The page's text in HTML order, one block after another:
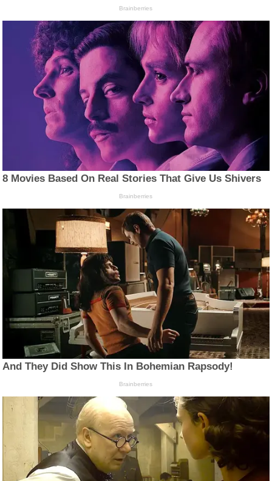
Brainberries
8 Movies Based On Real Stories That Give Us Shivers
Brainberries
And They Did Show This In Bohemian Rapsody!
Brainberries